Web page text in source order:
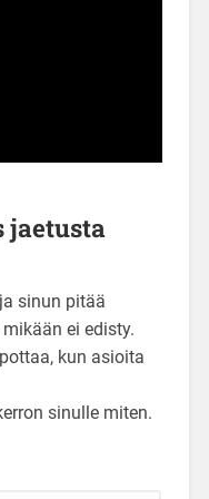
jaetusta
sinun pitää
ei edisty.
kun asioita
sinulle miten.